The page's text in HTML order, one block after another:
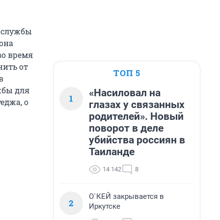
службы
время
от
для
о
ТОП 5
1
«Насиловал на
глазах у связанных
родителей». Новый
поворот в деле
убийства россиян в
Таиланде
14 142 8
2
О`КЕЙ закрывается в
Иркутске